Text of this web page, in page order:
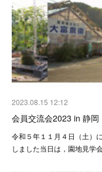
2023.08.15 12:12
会員交流会2023 in 静岡
令和５年１１月４日（土）
しました当日は，園地見学